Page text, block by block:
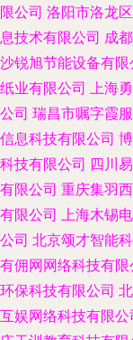
限公司 洛阳市洛龙
息技术有限公司 成
沙锐旭节能设备有限
纸业有限公司 上海
公司 瑞昌市嘱字霞
信息科技有限公司
科技有限公司 四川
有限公司 重庆集羽
有限公司 上海木锡
公司 北京颂才智能
有佣网网络科技有限
环保科技有限公司
互娱网络科技有限公